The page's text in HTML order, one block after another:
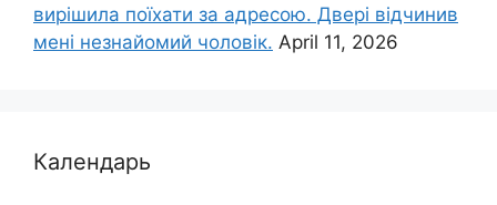
вирішила поїхати за адресою. Двері відчинив
мені незнайомий чоловік. April 11, 2026
Календарь